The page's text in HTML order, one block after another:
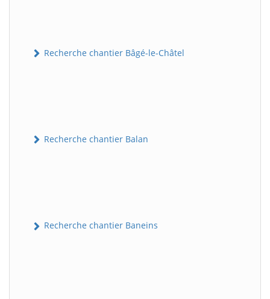
Recherche chantier Bâgé-le-Châtel
Recherche chantier Balan
Recherche chantier Baneins